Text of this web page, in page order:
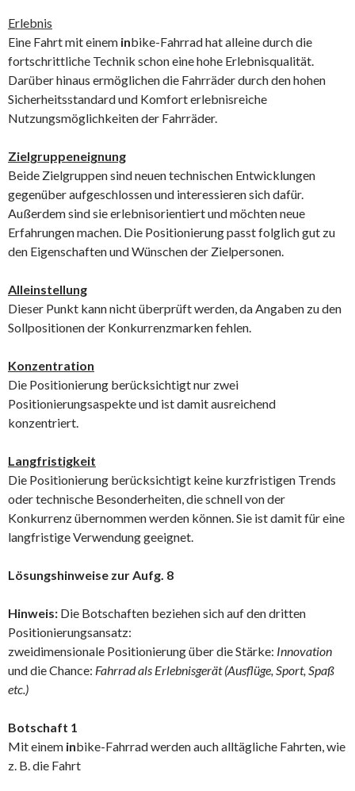
Erlebnis
Eine Fahrt mit einem inbike-Fahrrad hat alleine durch die
fortschrittliche Technik schon eine hohe Erlebnisqualität.
Darüber hinaus ermöglichen die Fahrräder durch den hohen
Sicherheitsstandard und Komfort erlebnisreiche
Nutzungsmöglichkeiten der Fahrräder.
Zielgruppeneignung
Beide Zielgruppen sind neuen technischen Entwicklungen
gegenüber aufgeschlossen und interessieren sich dafür.
Außerdem sind sie erlebnisorientiert und möchten neue
Erfahrungen machen. Die Positionierung passt folglich gut zu
den Eigenschaften und Wünschen der Zielpersonen.
Alleinstellung
Dieser Punkt kann nicht überprüft werden, da Angaben zu den
Sollpositionen der Konkurrenzmarken fehlen.
Konzentration
Die Positionierung berücksichtigt nur zwei
Positionierungsaspekte und ist damit ausreichend
konzentriert.
Langfristigkeit
Die Positionierung berücksichtigt keine kurzfristigen Trends
oder technische Besonderheiten, die schnell von der
Konkurrenz übernommen werden können. Sie ist damit für eine
langfristige Verwendung geeignet.
Lösungshinweise zur Aufg. 8
Hinweis: Die Botschaften beziehen sich auf den dritten
Positionierungsansatz:
zweidimensionale Positionierung über die Stärke: Innovation
und die Chance: Fahrrad als Erlebnisgerät (Ausflüge, Sport, Spaß
etc.)
Botschaft 1
Mit einem inbike-Fahrrad werden auch alltägliche Fahrten, wie
z. B. die Fahrt